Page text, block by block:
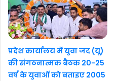
प्रदेश कार्यालय में युवा जद (यू)
की संगठनात्मक बैठक 20-25
वर्ष के युवाओं को बताइए 2005